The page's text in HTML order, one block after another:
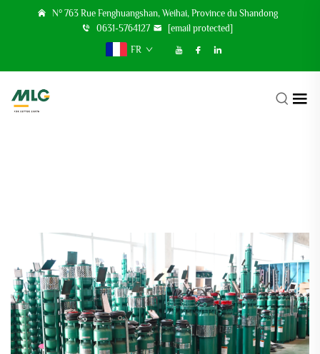
N° 763 Rue Fenghuangshan, Weihai, Province du Shandong
0631-5764127
[email protected]
FR